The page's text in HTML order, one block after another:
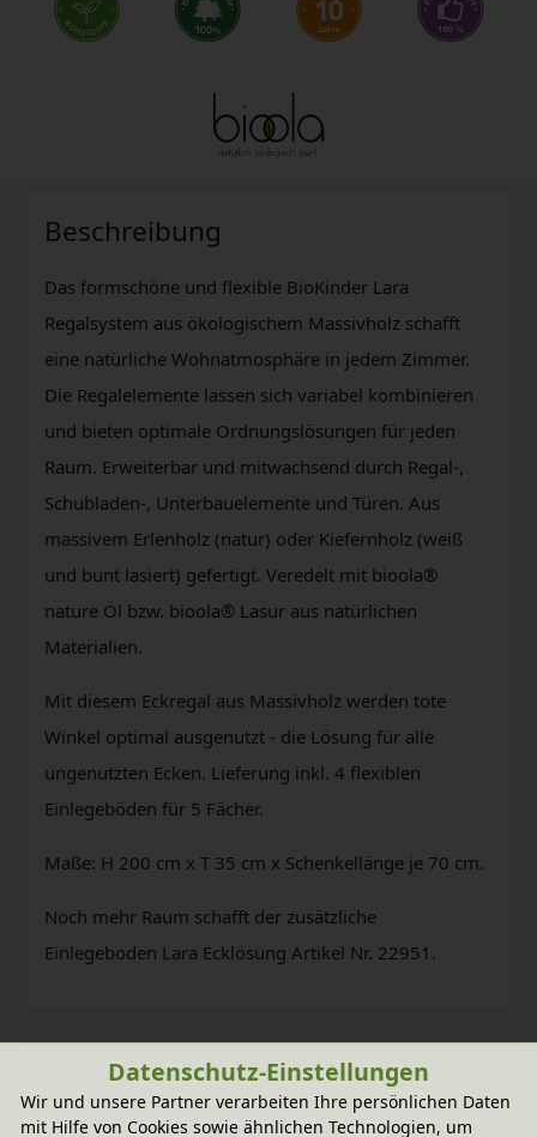
Beschreibung
Das formschöne und flexible BioKinder Lara
Regalsystem aus ökologischem Massivholz schafft
eine natürliche Wohnatmosphäre in jedem Zimmer.
Die Regalelemente lassen sich variabel kombinieren
und bieten optimale Ordnungslösungen für jeden
Raum. Erweiterbar und mitwachsend durch Regal-,
Schubladen-, Unterbauelemente und Türen. Aus
massivem Erlenholz (natur) oder Kiefernholz (weiß
und bunt lasiert) gefertigt. Veredelt mit bioola®
nature Öl bzw. bioola® Lasur aus natürlichen
Materialien.
Mit diesem Eckregal aus Massivholz werden tote
Winkel optimal ausgenutzt - die Lösung für alle
ungenutzten Ecken. Lieferung inkl. 4 flexiblen
Einlegeböden für 5 Fächer.
Maße: H 200 cm x T 35 cm x Schenkellänge je 70 cm.
Noch mehr Raum schafft der zusätzliche
Einlegeboden Lara Ecklösung Artikel Nr. 22951.
Datenschutz-Einstellungen
Wir und unsere Partner verarbeiten Ihre persönlichen Daten
mit Hilfe von Cookies sowie ähnlichen Technologien, um